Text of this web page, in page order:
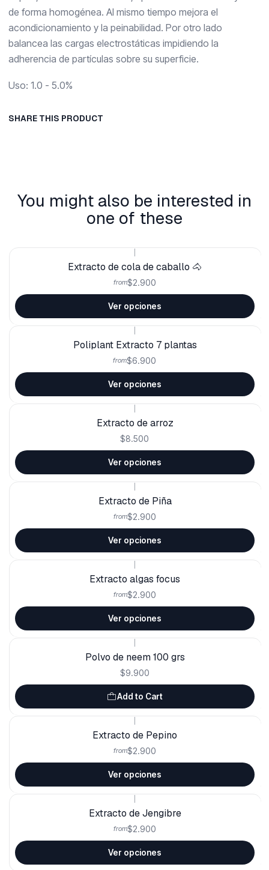
de forma homogénea. Al mismo tiempo mejora el
acondicionamiento y la peinabilidad. Por otro lado
balancea las cargas electrostáticas impidiendo la
adherencia de partículas sobre su superficie.
Uso: 1.0 - 5.0%
SHARE THIS PRODUCT
You might also be interested in
one of these
Extracto de cola de caballo 🐴
from$2.900
Ver opciones
Poliplant Extracto 7 plantas
from$6.900
Ver opciones
Extracto de arroz
$8.500
Ver opciones
Extracto de Piña
from$2.900
Ver opciones
Extracto algas focus
from$2.900
Ver opciones
Polvo de neem 100 grs
$9.900
Add to Cart
Extracto de Pepino
from$2.900
Ver opciones
Extracto de Jengibre
from$2.900
Ver opciones